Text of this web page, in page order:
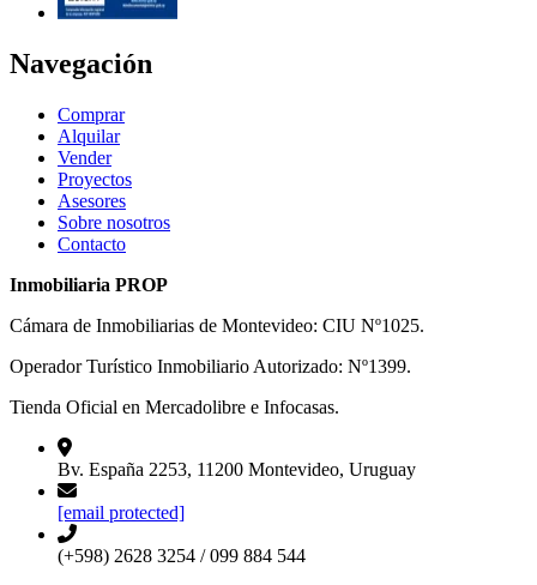
Navegación
Comprar
Alquilar
Vender
Proyectos
Asesores
Sobre nosotros
Contacto
Inmobiliaria PROP
Cámara de Inmobiliarias de Montevideo: CIU Nº1025.
Operador Turístico Inmobiliario Autorizado: Nº1399.
Tienda Oficial en Mercadolibre e Infocasas.
Bv. España 2253, 11200 Montevideo, Uruguay
[email protected]
(+598) 2628 3254 / 099 884 544